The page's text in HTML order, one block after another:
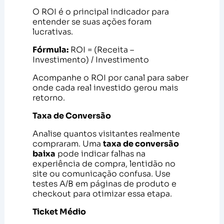
O ROI é o principal indicador para
entender se suas ações foram
lucrativas.
Fórmula:ROI = (Receita –
Investimento) / Investimento
Acompanhe o ROI por canal para saber
onde cada real investido gerou mais
retorno.
Taxa de Conversão
Analise quantos visitantes realmente
compraram. Uma taxa de conversão
baixa pode indicar falhas na
experiência de compra, lentidão no
site ou comunicação confusa. Use
testes A/B em páginas de produto e
checkout para otimizar essa etapa.
Ticket Médio